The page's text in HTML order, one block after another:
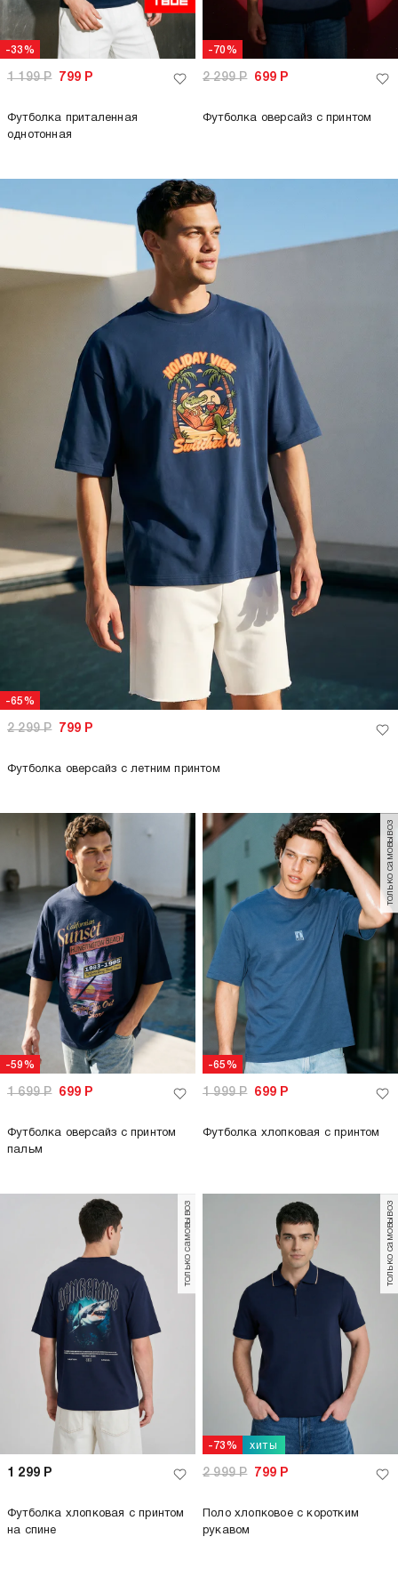
-33%
1 199Р 799 Р
Футболка приталенная
однотонная
-70%
2 299Р 699 Р
Футболка оверсайз с принтом
-65%
2 299Р 799 Р
Футболка оверсайз с летним принтом
-59%
1 699Р 699 Р
Футболка оверсайз с принтом
пальм
-65%
только самовывоз
1 999Р 699 Р
Футболка хлопковая с принтом
только самовывоз
1 299 Р
Футболка хлопковая с принтом
на спине
-73% хиты
только самовывоз
2 999Р 799 Р
Поло хлопковое с коротким
рукавом